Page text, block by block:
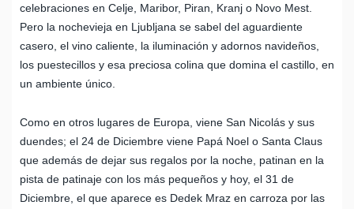
celebraciones en Celje, Maribor, Piran, Kranj o Novo Mest.
Pero la nochevieja en Ljubljana se sabel del aguardiente
casero, el vino caliente, la iluminación y adornos navideños,
los puestecillos y esa preciosa colina que domina el castillo, en
un ambiente único.
Como en otros lugares de Europa, viene San Nicolás y sus
duendes; el 24 de Diciembre viene Papá Noel o Santa Claus
que además de dejar sus regalos por la noche, patinan en la
pista de patinaje con los más pequeños y hoy, el 31 de
Diciembre, el que aparece es Dedek Mraz en carroza por las